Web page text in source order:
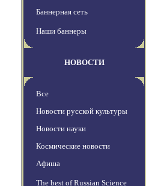
Баннерная сеть
Наши баннеры
НОВОСТИ
Все
Новости русской культуры
Новости науки
Космические новости
Афиша
The best of Russian Science